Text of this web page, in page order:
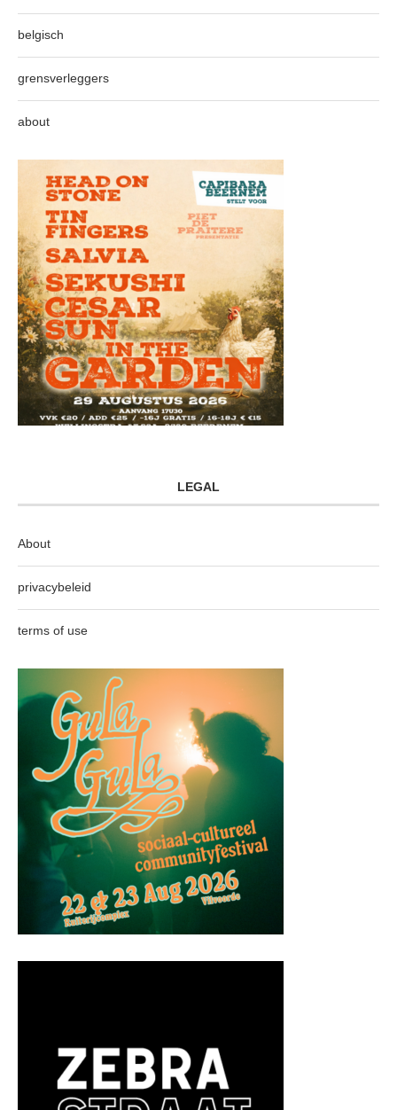
belgisch
grensverleggers
about
LEGAL
About
privacybeleid
terms of use